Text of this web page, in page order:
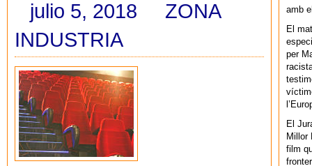
julio 5, 2018
ZONA
INDUSTRIA
amb
El
per
El
Millor
film